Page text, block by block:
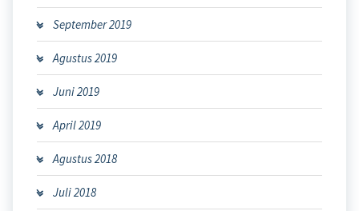
September 2019
Agustus 2019
Juni 2019
April 2019
Agustus 2018
Juli 2018